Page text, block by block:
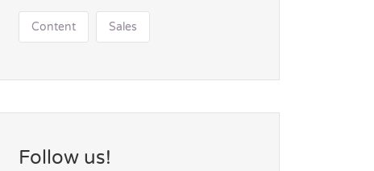
Content Sales
Follow us!